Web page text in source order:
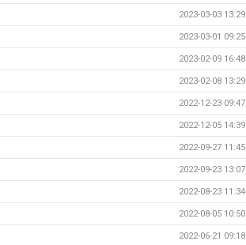
2023-03-03 13:29
2023-03-01 09:25
2023-02-09 16:48
2023-02-08 13:29
2022-12-23 09:47
2022-12-05 14:39
2022-09-27 11:45
2022-09-23 13:07
2022-08-23 11:34
2022-08-05 10:50
2022-06-21 09:18